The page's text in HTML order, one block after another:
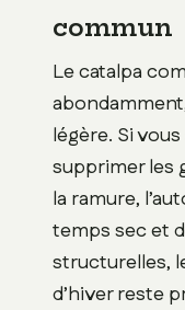
commun
Le catalpa
légère. Si
supprimer les
la ramure,
temps sec et
structurelles,
d’hiver reste